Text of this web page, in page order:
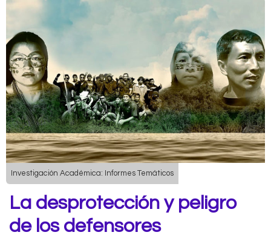
Investigación Académica: Informes Temáticos
La desprotección y peligro
de los defensores